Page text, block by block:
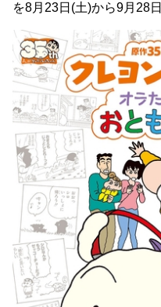
を8月23日(土)から9月28